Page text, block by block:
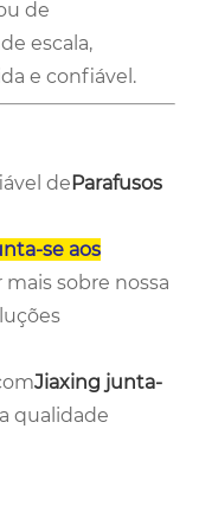
de
escala,
e confiável.
deParafusos
se aos
sobre nossa
Jiaxing junta-
qualidade